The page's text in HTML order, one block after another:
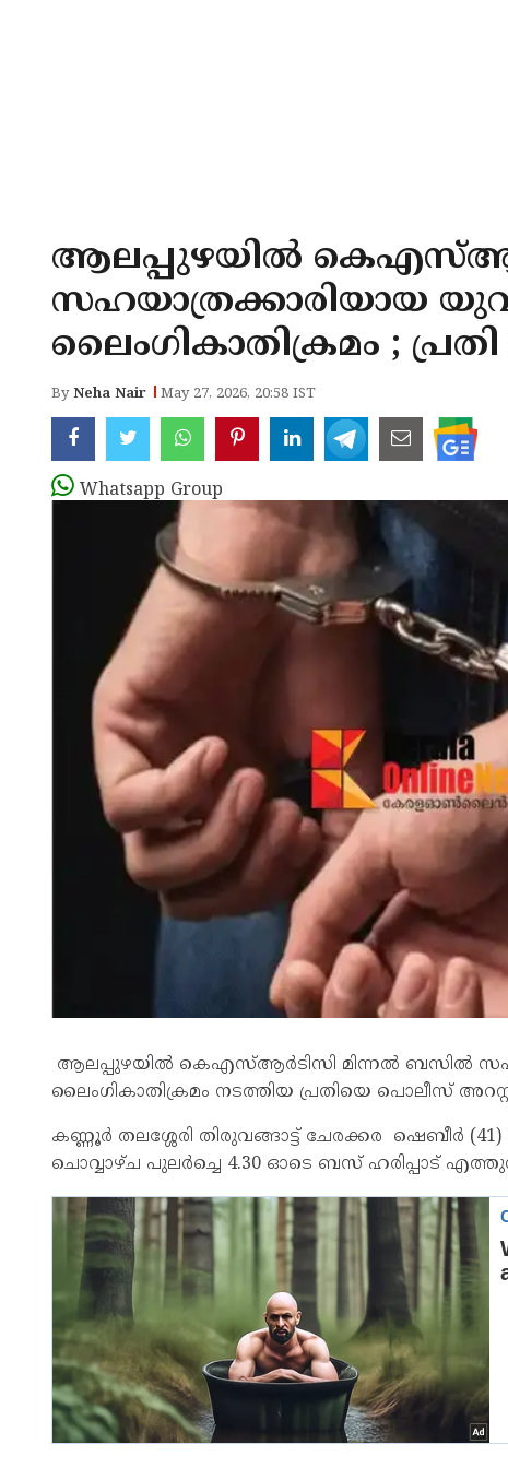
ആലപ്പുഴയിൽ
സഹയാത്രക്കാരിയായ
ലൈംഗികാതിക്രമം ;
ByNeha Nair May 27, 2026, 20:58 IST
Whatsapp Group
ആലപ്പുഴയിൽ കെഎസ്‌ആർടിസി മിന്നൽ ബസിൽ
ലൈംഗികാതിക്രമം നടത്തിയ പ്രതിയെ പൊലീസ്
കണ്ണൂർ തലശ്ശേരി തിരുവങ്ങാട്ട് ചേരക്കര ഷെബീർ
ചൊവ്വാഴ്ച പുലർച്ചെ 4.30 ഓടെ ബസ് ഹരിപ്പാട്